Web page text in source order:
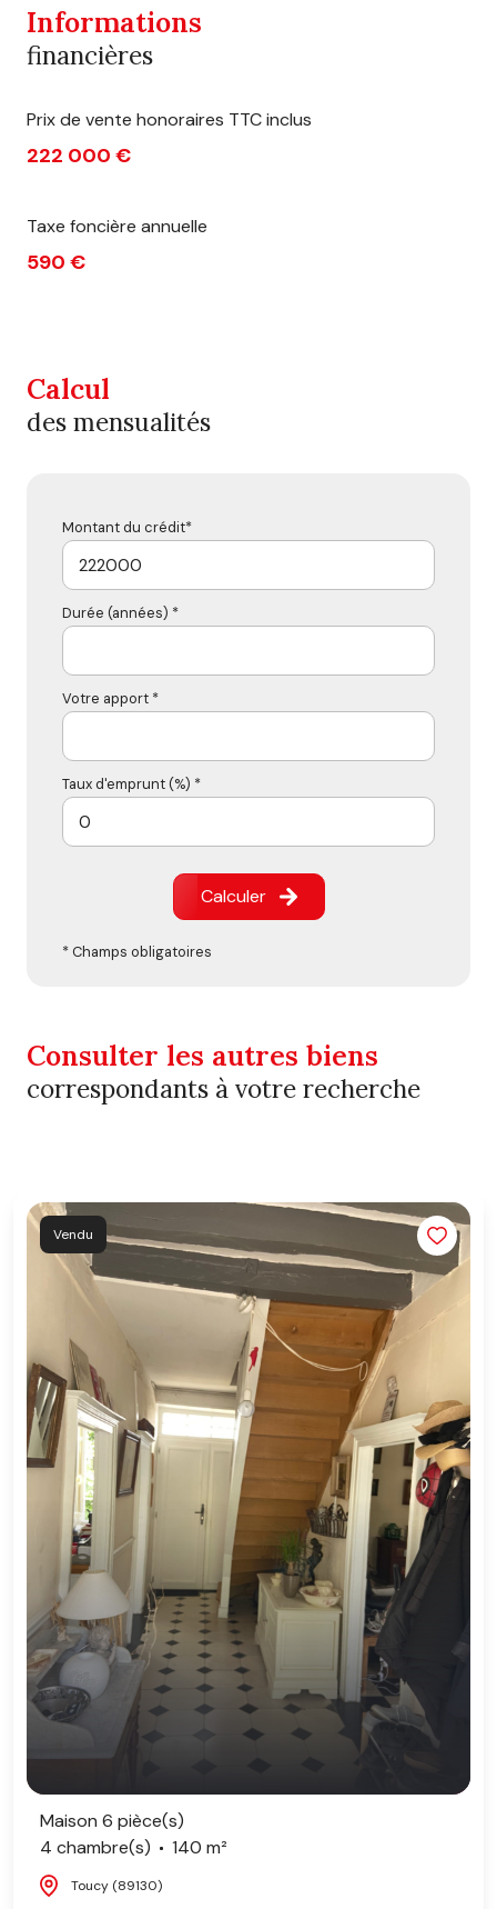
Informations
financières
Prix de vente honoraires TTC inclus
222 000 €
Taxe foncière annuelle
590 €
Calcul
des mensualités
Montant du crédit*
Durée (années) *
Votre apport *
Taux d'emprunt (%) *
Calculer
* Champs obligatoires
Consulter les autres biens
correspondants à votre recherche
Vendu
Maison 6 pièce(s)
4 chambre(s)
140 m²
Toucy (89130)